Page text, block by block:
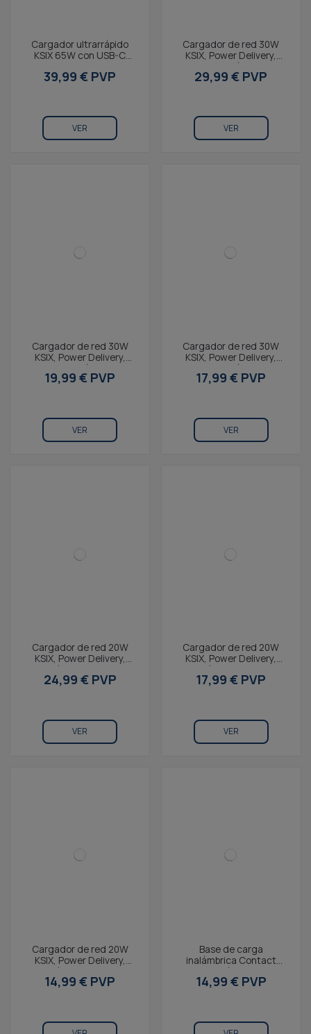
Cargador ultrarrápido
KSIX 65W con USB-C
Quick Charge y cable...
39,99 € PVP
VER
Cargador de red 30W
KSIX, Power Delivery,
Carga Ultrarrápida, GaN,
USB-C + USB-A, Cable...
29,99 € PVP
VER
Cargador de red 30W
KSIX, Power Delivery,
Carga Ultrarrápida, GaN,
USB-C + USB-A, Cable...
19,99 € PVP
VER
Cargador de red 30W
KSIX, Power Delivery,
Carga Ultrarrápida, GaN,
USB-C + USB-A, Blanco
17,99 € PVP
VER
Cargador de red 20W
KSIX, Power Delivery,
Carga rápida, GaN, USB-C
+ USB-A, Cable USB-C...
24,99 € PVP
VER
Cargador de red 20W
KSIX, Power Delivery,
Carga rápida, GaN, USB-C
+ USB-A, Cable USB-C...
17,99 € PVP
VER
Cargador de red 20W
KSIX, Power Delivery,
Carga rápida, GaN, USB-C
+ USB-A, Blanco
14,99 € PVP
Base de carga
inalámbrica Contact
Carga Rápida 15W,
Compatible MagSafe y Qi,
14,99 € PVP